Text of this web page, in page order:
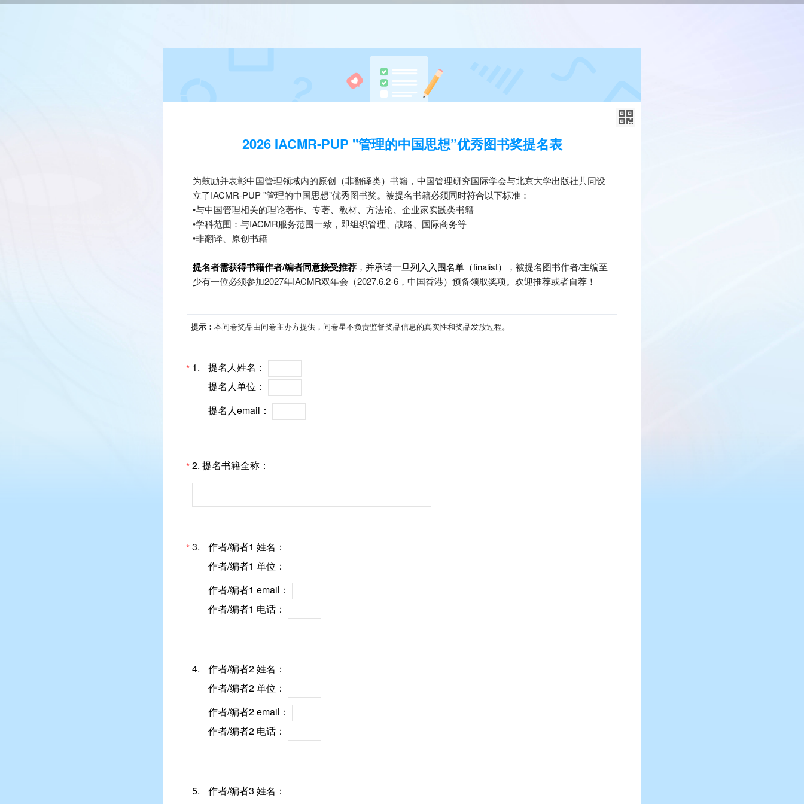
2026 IACMR-PUP "管理的中国思想”优秀图书奖提名表
为鼓励并表彰中国管理领域内的原创（非翻译类）书籍，中国管理研究国际学会与北京大学出版社共同设
立了IACMR-PUP "管理的中国思想”优秀图书奖。被提名书籍必须同时符合以下标准：
•与中国管理相关的理论著作、专著、教材、方法论、企业家实践类书籍
•学科范围：与IACMR服务范围一致，即组织管理、战略、国际商务等
•非翻译、原创书籍
提名者需获得书籍作者/编者同意接受推荐 ，并承诺一旦列入入围名单（finalist）， 被提名图书作者/主编至
少有一位必须参加2027年IACMR双年会（2027.6.2-6，中国香港）预备领取奖项。欢迎推荐或者自荐！
提示： 本问卷奖品由问卷主办方提供，问卷星不负责监督奖品信息的真实性和奖品发放过程。
1.
提名人姓名：
提名人单位：
提名人email：
*
*2. 提名书籍全称：
3.
作者/编者1 姓名：
作者/编者1 单位：
作者/编者1 email：
作者/编者1 电话：
*
4.
作者/编者2 姓名：
作者/编者2 单位：
作者/编者2 email：
作者/编者2 电话：
5.
作者/编者3 姓名：